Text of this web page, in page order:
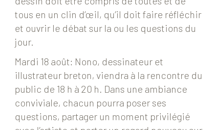
tous en un clin d’œil, qu’il doit faire réfléchir
et ouvrir le débat sur la ou les questions du
jour.
Mardi 18 août: Nono, dessinateur et
illustrateur breton, viendra à la rencontre du
public de 18 h à 20 h. Dans une ambiance
conviviale, chacun pourra poser ses
questions, partager un moment privilégié